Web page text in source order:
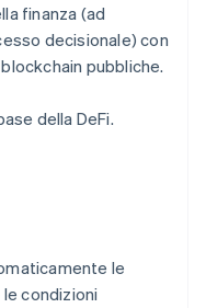
finanza (ad
decisionale) con
pubbliche.
della DeFi.
le
condizioni